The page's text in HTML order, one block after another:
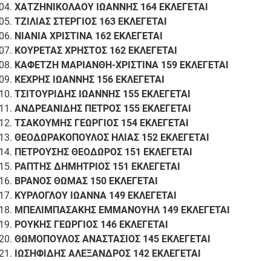
ΧΑΤΖΗΝΙΚΟΛΑΟΥ ΙΩΑΝΝΗΣ 164 ΕΚΛΕΓΕΤΑΙ
ΤΖΙΛΙΑΣ ΣΤΕΡΓΙΟΣ 163 ΕΚΛΕΓΕΤΑΙ
ΝΙΑΝΙΑ ΧΡΙΣΤΙΝΑ 162 ΕΚΛΕΓΕΤΑΙ
ΚΟΥΡΕΤΑΣ ΧΡΗΣΤΟΣ 162 ΕΚΛΕΓΕΤΑΙ
ΚΑΦΕΤΖΗ ΜΑΡΙΑΝΘΗ-ΧΡΙΣΤΙΝΑ 159 ΕΚΛΕΓΕΤΑΙ
ΚΕΧΡΗΣ ΙΩΑΝΝΗΣ 156 ΕΚΛΕΓΕΤΑΙ
ΤΣΙΤΟΥΡΙΔΗΣ ΙΩΑΝΝΗΣ 155 ΕΚΛΕΓΕΤΑΙ
ΑΝΔΡΕΑΝΙΔΗΣ ΠΕΤΡΟΣ 155 ΕΚΛΕΓΕΤΑΙ
ΤΣΑΚΟΥΜΗΣ ΓΕΩΡΓΙΟΣ 154 ΕΚΛΕΓΕΤΑΙ
ΘΕΟΔΩΡΑΚΟΠΟΥΛΟΣ ΗΛΙΑΣ 152 ΕΚΛΕΓΕΤΑΙ
ΠΕΤΡΟΥΣΗΣ ΘΕΟΔΩΡΟΣ 151 ΕΚΛΕΓΕΤΑΙ
ΡΑΠΤΗΣ ΔΗΜΗΤΡΙΟΣ 151 ΕΚΛΕΓΕΤΑΙ
ΒΡΑΝΟΣ ΘΩΜΑΣ 150 ΕΚΛΕΓΕΤΑΙ
ΚΥΡΛΟΓΛΟΥ ΙΩΑΝΝΑ 149 ΕΚΛΕΓΕΤΑΙ
ΜΠΕΛΙΜΠΑΣΑΚΗΣ ΕΜΜΑΝΟΥΗΛ 149 ΕΚΛΕΓΕΤΑΙ
ΡΟΥΚΗΣ ΓΕΩΡΓΙΟΣ 146 ΕΚΛΕΓΕΤΑΙ
ΘΩΜΟΠΟΥΛΟΣ ΑΝΑΣΤΑΣΙΟΣ 145 ΕΚΛΕΓΕΤΑΙ
ΙΩΣΗΦΙΔΗΣ ΑΛΕΞΑΝΔΡΟΣ 142 ΕΚΛΕΓΕΤΑΙ